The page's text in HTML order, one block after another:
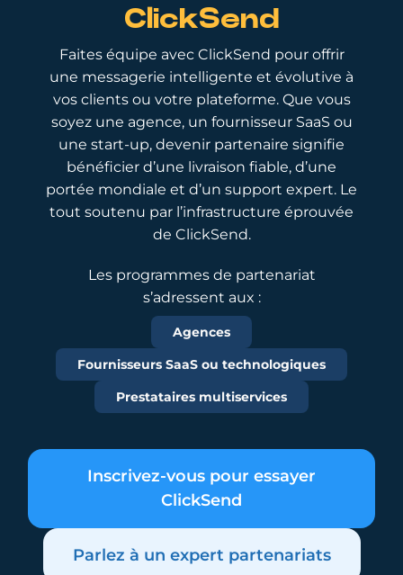
ClickSend
Faites équipe avec ClickSend pour offrir
une messagerie intelligente et évolutive à
vos clients ou votre plateforme. Que vous
soyez une agence, un fournisseur SaaS ou
une start-up, devenir partenaire signifie
bénéficier d’une livraison fiable, d’une
portée mondiale et d’un support expert. Le
tout soutenu par l’infrastructure éprouvée
de ClickSend.
Les programmes de partenariat
s’adressent aux :
Agences
Fournisseurs SaaS ou technologiques
Prestataires multiservices
Inscrivez-vous pour essayer
ClickSend
Parlez à un expert partenariats